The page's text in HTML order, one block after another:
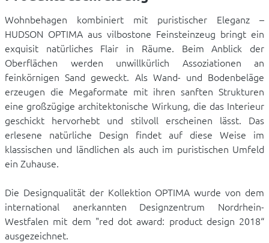
Wohnbehagen kombiniert mit puristischer Eleganz –
HUDSON OPTIMA aus vilbostone Feinsteinzeug bringt ein
exquisit natürliches Flair in Räume. Beim Anblick der
Oberflächen werden unwillkürlich Assoziationen an
feinkörnigen Sand geweckt. Als Wand- und Bodenbeläge
erzeugen die Megaformate mit ihren sanften Strukturen
eine großzügige architektonische Wirkung, die das Interieur
geschickt hervorhebt und stilvoll erscheinen lässt. Das
erlesene natürliche Design findet auf diese Weise im
klassischen und ländlichen als auch im puristischen Umfeld
ein Zuhause.
Die Designqualität der Kollektion OPTIMA wurde von dem
international anerkannten Designzentrum Nordrhein-
Westfalen mit dem "red dot award: product design 2018“
ausgezeichnet.